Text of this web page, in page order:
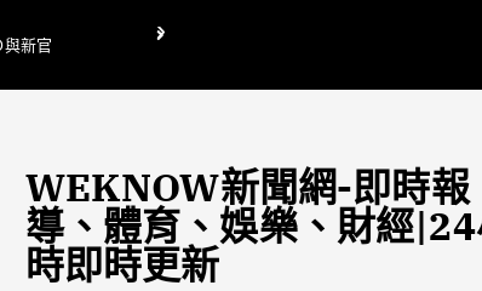
新官
翁曉玲喊刪陸委會1295萬媒宣費惹議 梁文傑回「只能靠
WEKNOW新聞網-即時報
導、體育、娛樂、財經
時即時更新